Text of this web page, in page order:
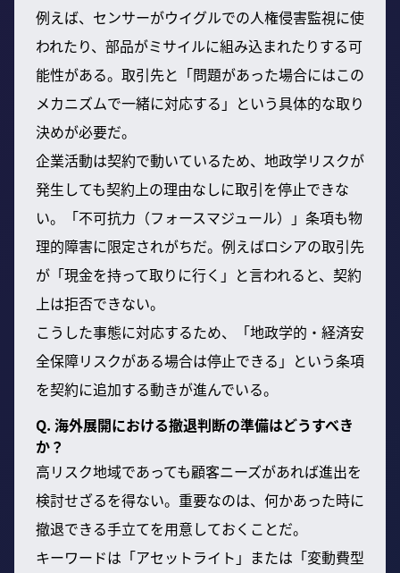
例えば、センサーがウイグルでの人権侵害監視に使
われたり、部品がミサイルに組み込まれたりする可
能性がある。取引先と「問題があった場合にはこの
メカニズムで一緒に対応する」という具体的な取り
決めが必要だ。
企業活動は契約で動いているため、地政学リスクが
発生しても契約上の理由なしに取引を停止できな
い。「不可抗力（フォースマジュール）」条項も物
理的障害に限定されがちだ。例えばロシアの取引先
が「現金を持って取りに行く」と言われると、契約
上は拒否できない。
こうした事態に対応するため、「地政学的・経済安
全保障リスクがある場合は停止できる」という条項
を契約に追加する動きが進んでいる。
Q. 海外展開における撤退判断の準備はどうすべき
か？
高リスク地域であっても顧客ニーズがあれば進出を
検討せざるを得ない。重要なのは、何かあった時に
撤退できる手立てを用意しておくことだ。
キーワードは「アセットライト」または「変動費型